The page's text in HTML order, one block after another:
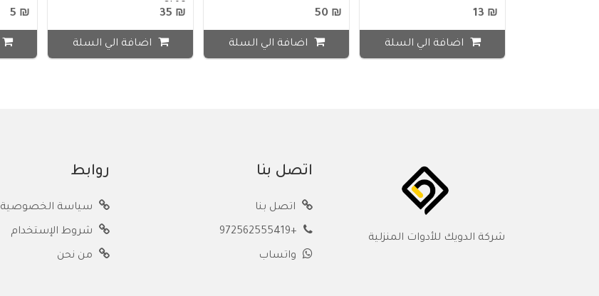
₪ 13
اضافة الي السلة
₪ 50
اضافة الي السلة
GL06
₪ 35
اضافة الي السلة
₪ 5
شركة الدويك للأدوات المنزلية
اتصل بنا
اتصل بنا
+972562555419
واتساب
روابط
سياسة الخصوصية
شروط الإستخدام
من نحن